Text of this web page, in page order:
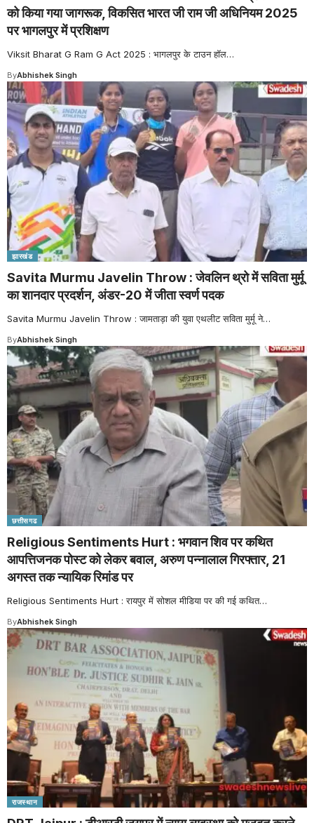
को किया गया जागरूक, विकसित भारत जी राम जी अधिनियम 2025
पर भागलपुर में प्रशिक्षण
Viksit Bharat G Ram G Act 2025 : भागलपुर के टाउन हॉल…
ByAbhishek Singh
झारखंड
Savita Murmu Javelin Throw : जेवलिन थ्रो में सविता मुर्मू
का शानदार प्रदर्शन, अंडर-20 में जीता स्वर्ण पदक
Savita Murmu Javelin Throw : जामताड़ा की युवा एथलीट सविता मुर्मू ने…
ByAbhishek Singh
छत्तीसगढ
Religious Sentiments Hurt : भगवान शिव पर कथित
आपत्तिजनक पोस्ट को लेकर बवाल, अरुण पन्नालाल गिरफ्तार, 21
अगस्त तक न्यायिक रिमांड पर
Religious Sentiments Hurt : रायपुर में सोशल मीडिया पर की गई कथित…
ByAbhishek Singh
राजस्थान